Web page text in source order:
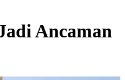
Ancaman